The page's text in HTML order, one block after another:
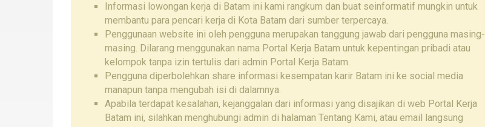
Informasi lowongan kerja di Batam ini kami rangkum dan buat seinformatif mungkin untuk
membantu para pencari kerja di Kota Batam dari sumber terpercaya.
Penggunaan website ini oleh pengguna merupakan tanggung jawab dari pengguna masing-
masing. Dilarang menggunakan nama Portal Kerja Batam untuk kepentingan pribadi atau
kelompok tanpa izin tertulis dari admin Portal Kerja Batam.
Pengguna diperbolehkan share informasi kesempatan karir Batam ini ke social media
manapun tanpa mengubah isi di dalamnya.
Apabila terdapat kesalahan, kejanggalan dari informasi yang disajikan di web Portal Kerja
Batam ini, silahkan menghubungi admin di halaman Tentang Kami, atau email langsung